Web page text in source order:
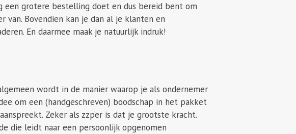
een grotere bestelling doet en dus bereid bent om
Bovendien kan je dan al je klanten en
En daarmee maak je natuurlijk indruk!
wordt in de manier waarop je als ondernemer
om een (handgeschreven) boodschap in het pakket
Zeker als zzp’er is dat je grootste kracht.
die leidt naar een persoonlijk opgenomen